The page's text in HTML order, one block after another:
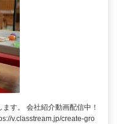
す。 会社紹介動画配信中！
v.classtream.jp/create-gro